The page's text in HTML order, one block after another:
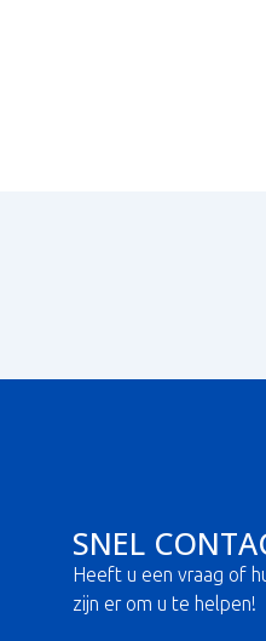
SNEL
Heeft u een vraag of
zijn er om u te helpen!